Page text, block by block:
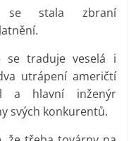
se stala zbraní
se traduje veselá i
utrápení američtí
a hlavní inženýr
svých konkurentů.